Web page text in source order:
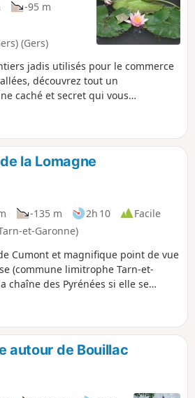
dans
représentent un
valorisé.
-95 m
(Gers)
jadis utilisés pour le commerce
découvrez tout un
caché et secret qui vous
la Lomagne
-135 m 2h 10
Facile
et-Garonne)
Cumont et magnifique point de vue
(commune limitrophe Tarn-et-
chaîne des Pyrénées si elle se
autour de Bouillac